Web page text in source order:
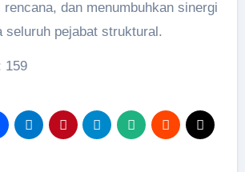
dan menumbuhkan sinergi
seluruh pejabat struktural.
159